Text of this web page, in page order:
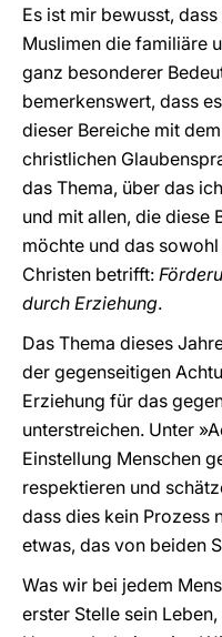
Es ist mir bewusst,
Muslimen die familiäre
ganz besonderer
bemerkenswert, dass
dieser Bereiche mit
christlichen
das Thema, über das
und mit allen, die diese
möchte und das
Christen betrifft:
durch Erziehung.
Das Thema dieses
der gegenseitigen
Erziehung für das
unterstreichen. Unter
Einstellung Menschen
respektieren und
dass dies kein Prozess
etwas, das von beiden
Was wir bei jedem
erster Stelle sein